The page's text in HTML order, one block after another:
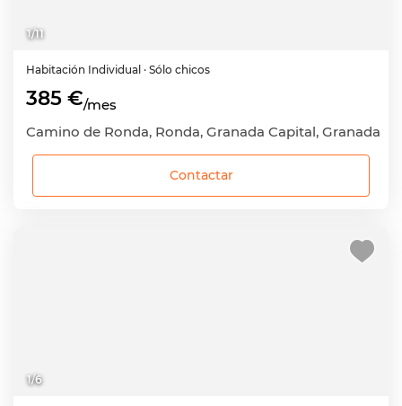
1/11
Habitación Individual · Sólo chicos
385 €/mes
Camino de Ronda, Ronda, Granada Capital, Granada
Contactar
1/6